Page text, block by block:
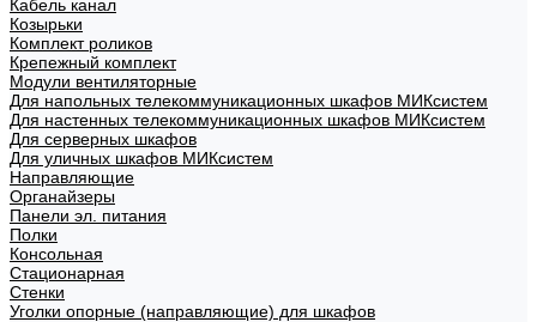
Кабель канал
Козырьки
Комплект роликов
Крепежный комплект
Модули вентиляторные
Для напольных телекоммуникационных шкафов МИКсистем
Для настенных телекоммуникационных шкафов МИКсистем
Для серверных шкафов
Для уличных шкафов МИКсистем
Направляющие
Органайзеры
Панели эл. питания
Полки
Консольная
Стационарная
Стенки
Уголки опорные (направляющие) для шкафов